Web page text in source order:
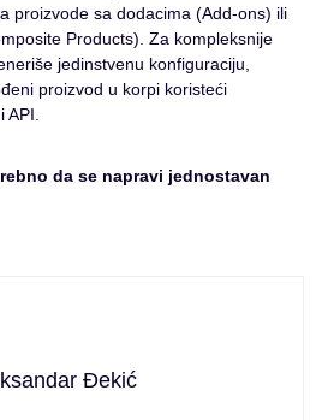
proizvode sa dodacima (Add-ons) ili
Products). Za kompleksnije
jedinstvenu konfiguraciju,
proizvod u korpi koristeći
da se napravi jednostavan
Đekić